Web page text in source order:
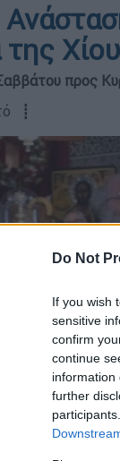
Do Not
If you wish
sensitive
confirm
continue
information
further
της Χίου
προς
┋